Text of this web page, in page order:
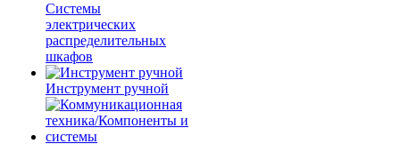
Системы
электрических
распределительных
шкафов
Инструмент ручной